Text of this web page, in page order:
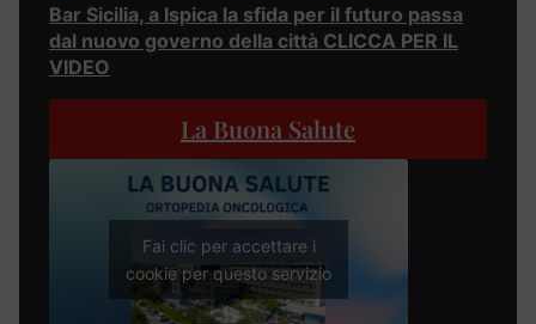
Bar Sicilia, a Ispica la sfida per il futuro passa
dal nuovo governo della città CLICCA PER IL
VIDEO
La Buona Salute
Fai clic per accettare i
cookie per questo servizio